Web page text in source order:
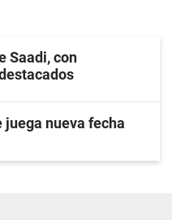
Saadi, con
juega nueva fecha